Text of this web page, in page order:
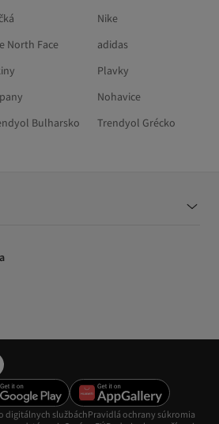
Nike
North Face
adidas
Plavky
Nohavice
Bulharsko
Trendyol Grécko
digitálnych službáchPravidlá ochrany súkromia